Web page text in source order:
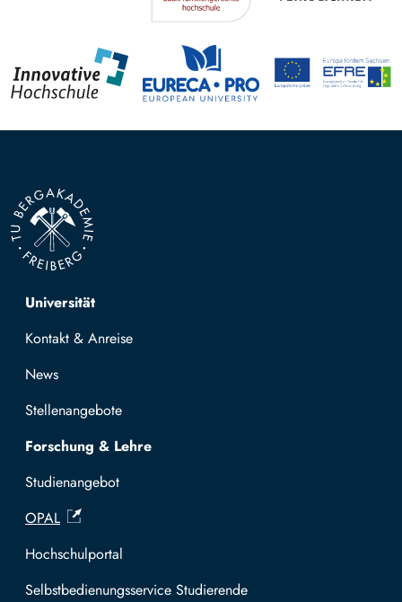
Top navigation
Universität
Kontakt & Anreise
News
Stellenangebote
Forschung & Lehre
Studienangebot
OPAL
Hochschulportal
Selbstbedienungsservice Studierende